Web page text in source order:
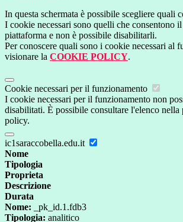
In questa schermata è possibile scegliere quali
I cookie necessari sono quelli che consentono
piattaforma e non è possibile disabilitarli.
Per conoscere quali sono i cookie necessari al
visionare la COOKIE POLICY.
Cookie necessari per il funzionamento
I cookie necessari per il funzionamento non
disabilitati. È possibile consultare l'elenco nella
policy.
ic1saraccobella.edu.it
Nome
Tipologia
Proprieta
Descrizione
Durata
Nome: _pk_id.1.fdb3
Tipologia: analitico